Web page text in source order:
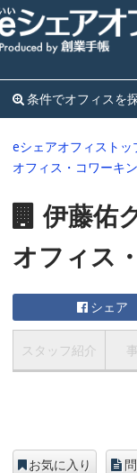
条件でオフィスを
eシェアオフィストッ
オフィス・コワーキ
伊藤佑
オフィス
シェア
スタッフ紹介
お気に入り